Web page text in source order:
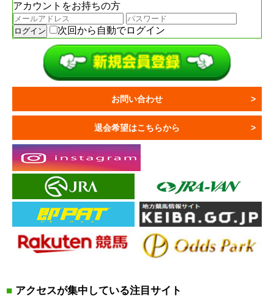
アカウントをお持ちの方
次回から自動でログイン
お問い合わせ
退会希望はこちらから
■ アクセスが集中している注目サイト